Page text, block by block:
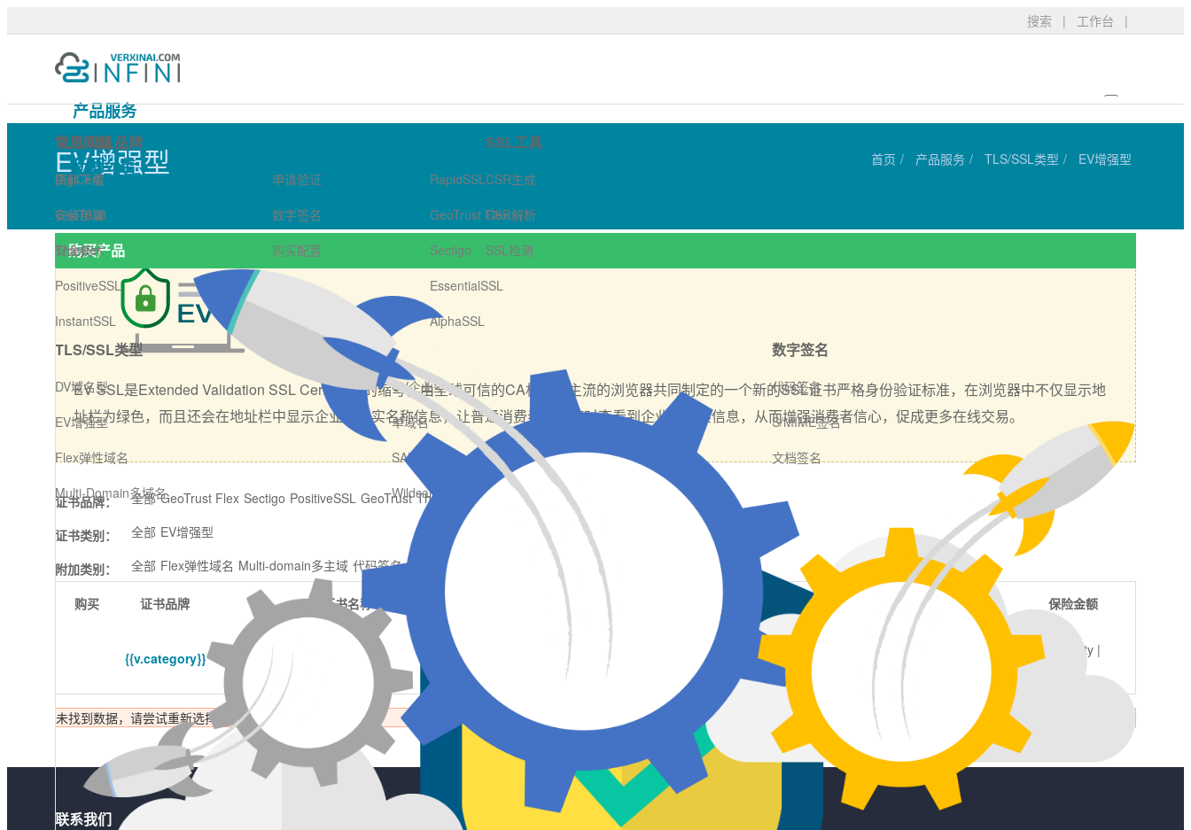
搜索 | 工作台
|
产品服务
TLS/SSL品牌
DigiCert
RapidSSL
GeoTrust
GeoTrust Flex
Thawte
Sectigo
PositiveSSL
EssentialSSL
InstantSSL
AlphaSSL
TLS/SSL类型
DV域名型
OV企业型
EV增强型
单域名
Flex弹性域名
SAN多子域
Multi-Domain多域名
Wildcard通配符
数字签名
代码签名
S/MIME签名
文档签名
技术支持
常见问题
资料下载
申请验证
安装部署
数字签名
安全技术
购买配置
SSL工具
CSR生成
CSR解析
SSL检测
新闻公告
关于我们
购买产品
EV增强型 首页 产品服务 TLS/SSL类型 EV增强型
EV SSL是Extended Validation SSL Certificate的缩写，由全球可信的CA机构和主流的浏览器共同制定的一个新的SSL证书严格身份验证标准，在浏览器中不仅显示地
址栏为绿色，而且还会在地址栏中显示企业的真实名称信息，让普通消费者能够随时查看到企业的真实信息，从而增强消费者信心，促成更多在线交易。
证书品牌： 全部 GeoTrust Flex Sectigo PositiveSSL GeoTrust Thawte DigiCert
证书类别： 全部 EV增强型
附加类别： 全部 Flex弹性域名 Multi-domain多主域 代码签名 单个域名
购买 证书品牌 证书名称 证书售价 证书类别 附加域名 保险金额
{{v.category}} {{v.title}}
¥{{v.sslprices |
number: 2}}
{{v.adddomain}}
${{v.warranty |
number:2}}
未找到数据，请尝试重新选择筛选条件
联系我们